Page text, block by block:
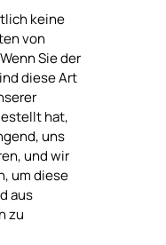
keine
von
Sie der
diese Art
hat,
uns
und wir
um diese
aus
zu